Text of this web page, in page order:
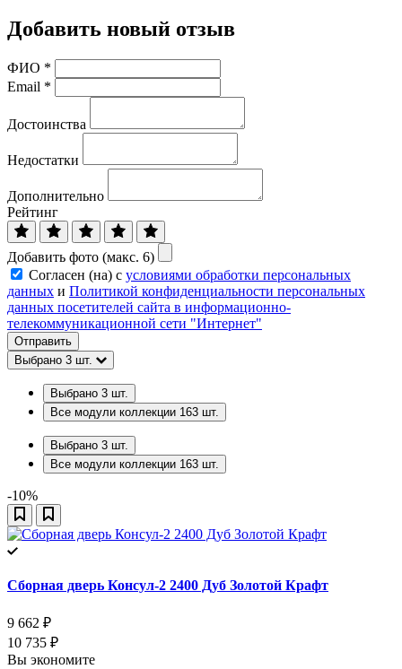
Добавить новый отзыв
ФИО *
Email *
Достоинства
Недостатки
Дополнительно
Рейтинг
Добавить фото (макс. 6)
Согласен (на) с условиями обработки персональных
данных и Политикой конфиденциальности персональных
данных посетителей сайта в информационно-
телекоммуникационной сети "Интернет"
Отправить
Выбрано 3 шт.
Выбрано 3 шт.
Все модули коллекции 163 шт.
Выбрано 3 шт.
Все модули коллекции 163 шт.
-10%
Сборная дверь Консул-2 2400 Дуб Золотой Крафт
9 662 ₽
10 735 ₽
Вы экономите